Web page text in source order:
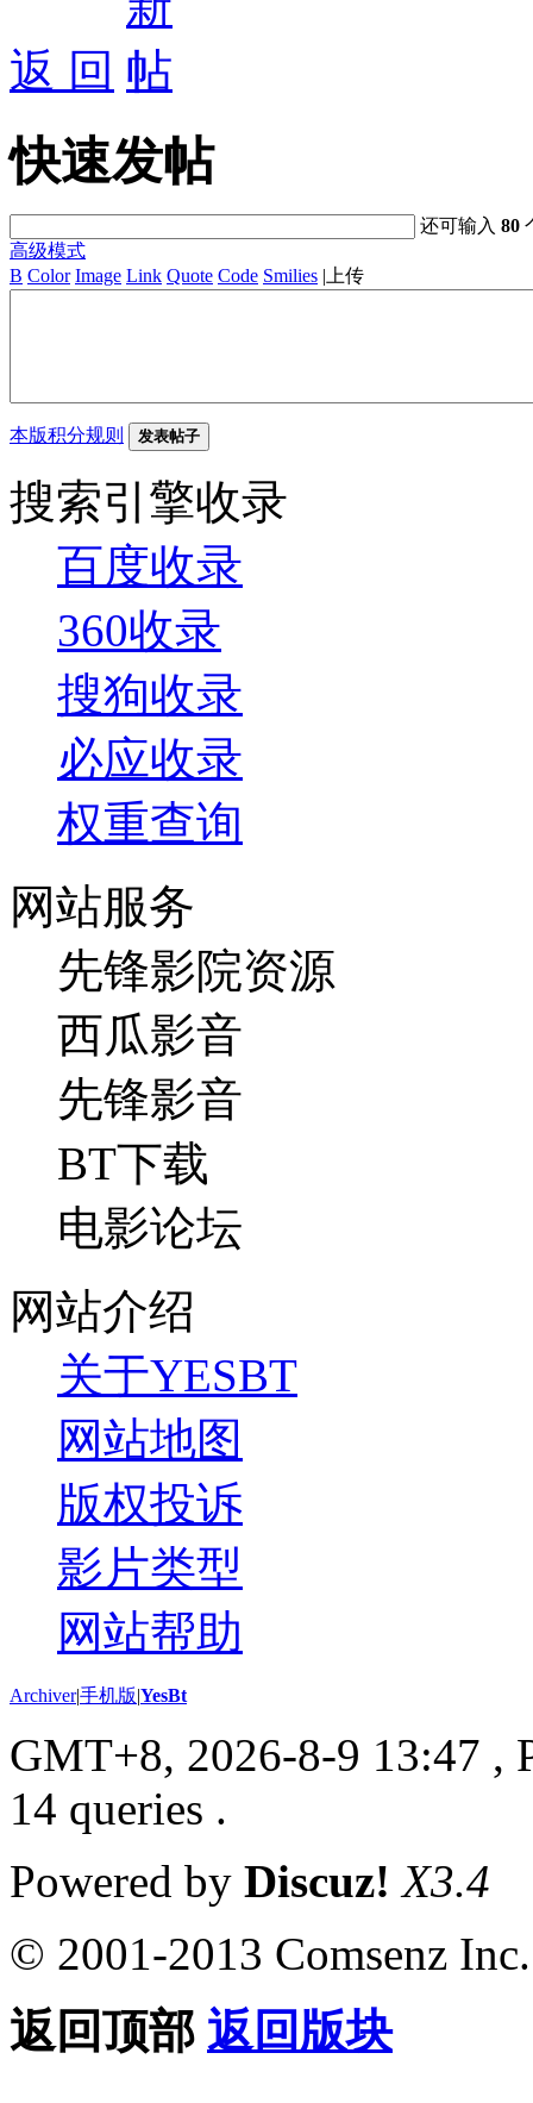
返 回
快速发帖
还可输入80
高级模式
B Color Image Link Quote Code Smilies | 上传
本版积分规则 发表帖子
搜索引擎收录
百度收录
360收录
搜狗收录
必应收录
权重查询
网站服务
先锋影院资源
西瓜影音
先锋影音
BT下载
电影论坛
网站介绍
关于YESBT
网站地图
版权投诉
影片类型
网站帮助
Archiver|手机版|YesBt
GMT+8, 2026-8-9 13:47 ,
14 queries .
Powered by Discuz! X3.4
© 2001-2013 Comsenz Inc.
返回顶部 返回版块